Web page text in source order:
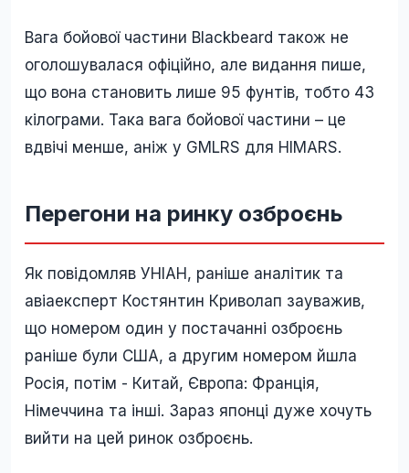
Вага бойової частини Blackbeard також не
оголошувалася офіційно, але видання пише,
що вона становить лише 95 фунтів, тобто 43
кілограми. Така вага бойової частини – це
вдвічі менше, аніж у GMLRS для HIMARS.
Перегони на ринку озброєнь
Як повідомляв УНІАН, раніше аналітик та
авіаексперт Костянтин Криволап зауважив,
що номером один у постачанні озброєнь
раніше були США, а другим номером йшла
Росія, потім - Китай, Європа: Франція,
Німеччина та інші. Зараз японці дуже хочуть
вийти на цей ринок озброєнь.